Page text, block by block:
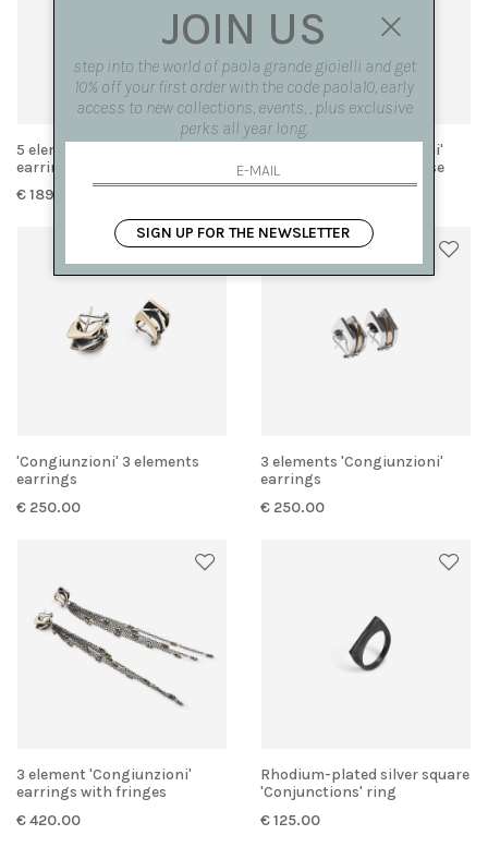
5 elements 'Congiunzioni'
earrings
€ 1890.00
earrings in silver and rose
gold
'Congiunzioni' 3 elements
earrings
€ 250.00
3 elements 'Congiunzioni'
earrings
€ 250.00
3 element 'Congiunzioni'
earrings with fringes
€ 420.00
Rhodium-plated silver square
'Conjunctions' ring
€ 125.00
JOIN US
step into the world of paola grande gioielli and get
10% off your first order with the code paola10, early
access to new collections, events, , plus exclusive
perks all year long.
SIGN UP FOR THE NEWSLETTER